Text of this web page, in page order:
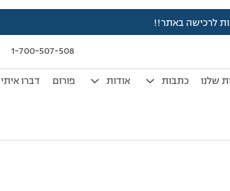
לרכישה באתר!!
1-700-507-508
שלנו כתבות אודות פורום דברו איתי